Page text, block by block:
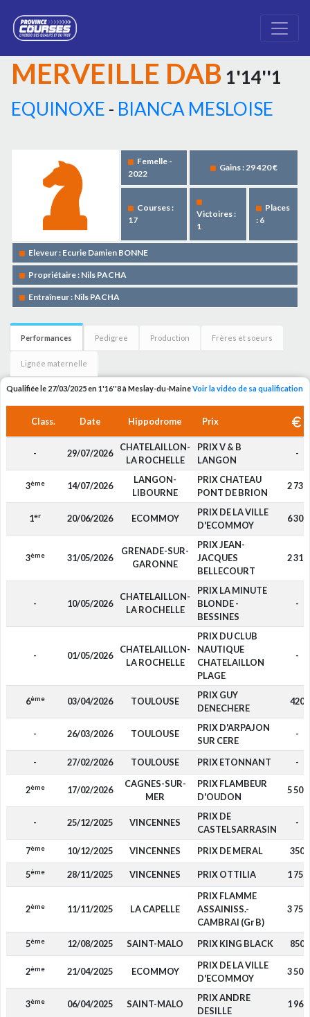
MERVEILLE DAB 1'14''1
EQUINOXE - BIANCA MESLOISE
Femelle -
2022
Gains : 29 420 €
Courses :
17
Victoires :
1
Places
: 6
Eleveur : Ecurie Damien BONNE
Propriétaire : Nils PACHA
Entraîneur : Nils PACHA
Performances Pedigree Production Frères et soeurs
Lignée maternelle
Qualifiée le 27/03/2025 en 1'16''8 à Meslay-du-MaineVoir la vidéo de sa qualification
Class. Date Hippodrome Prix
- 29/07/2026
CHATELAILLON-
LA ROCHELLE
PRIX V & B
LANGON
-
3ème 14/07/2026
LANGON-
LIBOURNE
PRIX CHATEAU
PONT DE BRION
2 730
1er 20/06/2026 ECOMMOY
PRIX DE LA VILLE
D'ECOMMOY
6 300
3ème 31/05/2026
GRENADE-SUR-
GARONNE
PRIX JEAN-
JACQUES
BELLECOURT
2 310
- 10/05/2026
CHATELAILLON-
LA ROCHELLE
PRIX LA MINUTE
BLONDE -
BESSINES
-
- 01/05/2026
CHATELAILLON-
LA ROCHELLE
PRIX DU CLUB
NAUTIQUE
CHATELAILLON
PLAGE
-
6ème 03/04/2026 TOULOUSE
PRIX GUY
DENECHERE
420
- 26/03/2026 TOULOUSE
PRIX D'ARPAJON
SUR CERE
-
- 27/02/2026 TOULOUSE PRIX ETONNANT -
2ème 17/02/2026
CAGNES-SUR-
MER
PRIX FLAMBEUR
D'OUDON
5 500
- 25/12/2025 VINCENNES
PRIX DE
CASTELSARRASIN
-
7ème 10/12/2025 VINCENNES PRIX DE MERAL 350
5ème 28/11/2025 VINCENNES PRIX OTTILIA 1 750
2ème 11/11/2025 LA CAPELLE
PRIX FLAMME
ASSAINISS.-
CAMBRAI (Gr B)
3 750
5ème 12/08/2025 SAINT-MALO PRIX KING BLACK 850
2ème 21/04/2025 ECOMMOY
PRIX DE LA VILLE
D'ECOMMOY
3 500
3ème 06/04/2025 SAINT-MALO
PRIX ANDRE
DESILLE
1 960